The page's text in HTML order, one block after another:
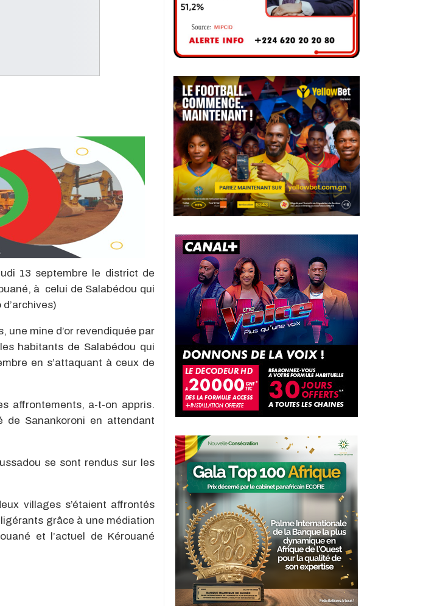
13 septembre le district de
à celui de Salabédou qui
mine d’or revendiquée par
habitants de Salabédou qui
en s’attaquant à ceux de
affrontements, a-t-on appris.
Sanankoroni en attendant
se sont rendus sur les
villages s’étaient affrontés
grâce à une médiation
et l’actuel de Kérouané